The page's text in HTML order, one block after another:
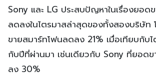
Sony และ LG ประสบปัญหาในเรื่องยอด
ลดลงในไตรมาสล่าสุดของทั้งสองบริษัท
ขายสมาร์ทโฟนลดลง 21% เมื่อเทียบกับ
กับปีที่ผ่านมา เช่นเดียวกับ Sony ที่ยอด
ลง 30%